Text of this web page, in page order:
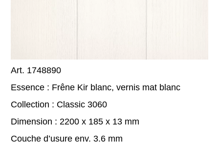
Art. 1748890
Essence : Frêne Kir blanc, vernis mat blanc
Collection : Classic 3060
Dimension : 2200 x 185 x 13 mm
Couche d’usure env. 3.6 mm